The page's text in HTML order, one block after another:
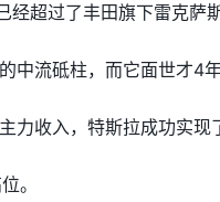
经超过了丰田旗下雷克萨
中流砥柱，而它面世才4年
力收入，特斯拉成功实现
。